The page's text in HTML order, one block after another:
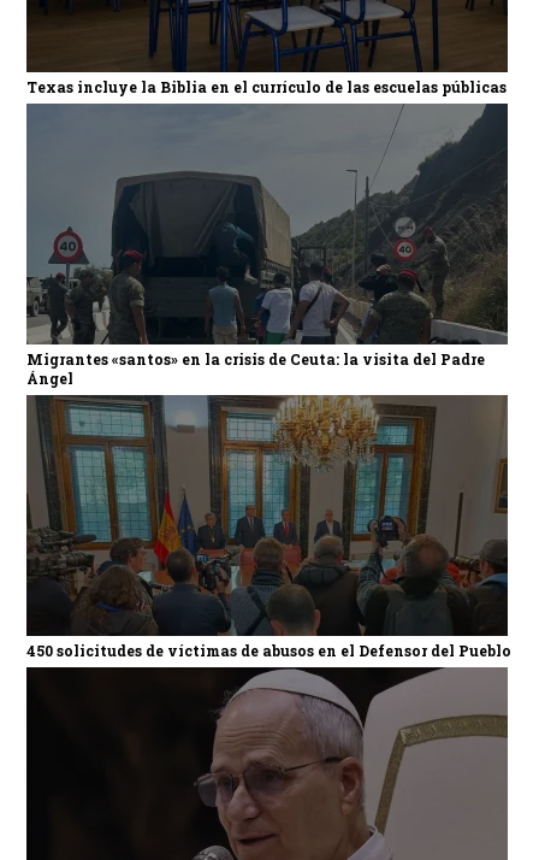
Texas incluye la Biblia en el currículo de las escuelas públicas
Migrantes «santos» en la crisis de Ceuta: la visita del Padre
Ángel
450 solicitudes de víctimas de abusos en el Defensor del Pueblo